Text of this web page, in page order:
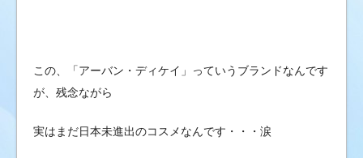
この、「アーバン・ディケイ」っていうブランドなんです
が、残念ながら
実はまだ日本未進出のコスメなんです・・・涙